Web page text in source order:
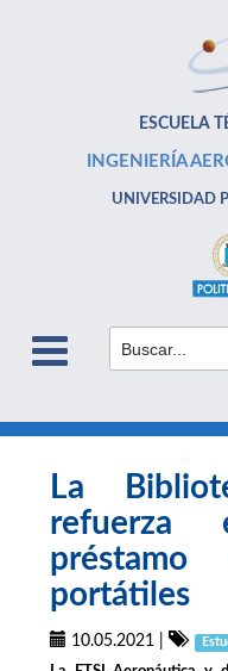
ESCUELA
INGENIERÍA
UNIVERSIDAD
La
préstamo
portátiles
10.05.2021